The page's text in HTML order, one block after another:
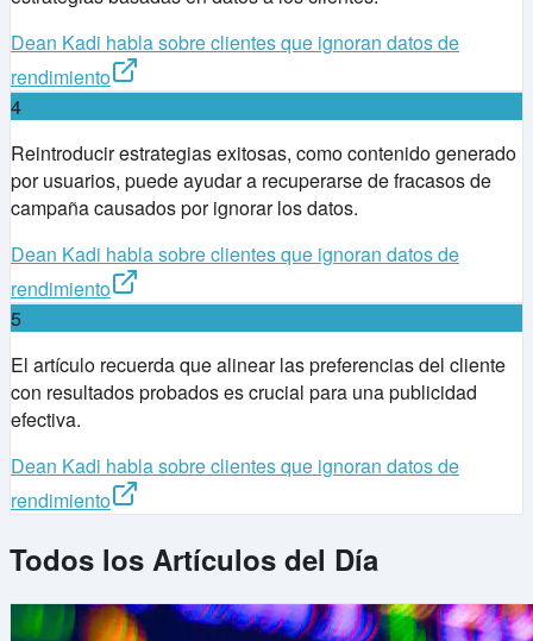
Dean Kadi habla sobre clientes que ignoran datos de
rendimiento
4
Reintroducir estrategias exitosas, como contenido generado
por usuarios, puede ayudar a recuperarse de fracasos de
campaña causados por ignorar los datos.
Dean Kadi habla sobre clientes que ignoran datos de
rendimiento
5
El artículo recuerda que alinear las preferencias del cliente
con resultados probados es crucial para una publicidad
efectiva.
Dean Kadi habla sobre clientes que ignoran datos de
rendimiento
Todos los Artículos del Día